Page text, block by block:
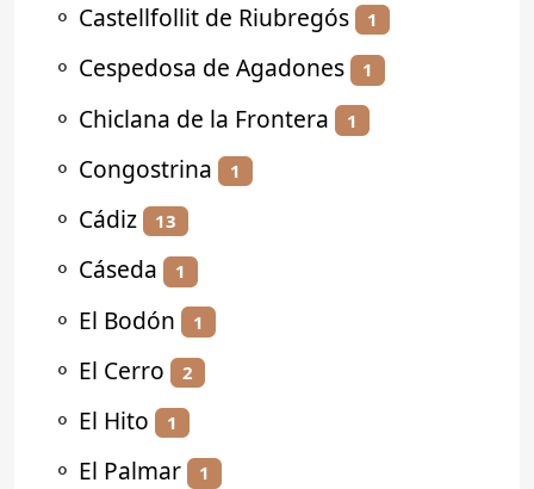
⚬ Castellfollit de Riubregós 1
⚬ Cespedosa de Agadones 1
⚬ Chiclana de la Frontera 1
⚬ Congostrina 1
⚬ Cádiz 13
⚬ Cáseda 1
⚬ El Bodón 1
⚬ El Cerro 2
⚬ El Hito 1
⚬ El Palmar 1